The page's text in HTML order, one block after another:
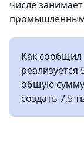
числе
Как сообщил
общую сумму
создать 7,5